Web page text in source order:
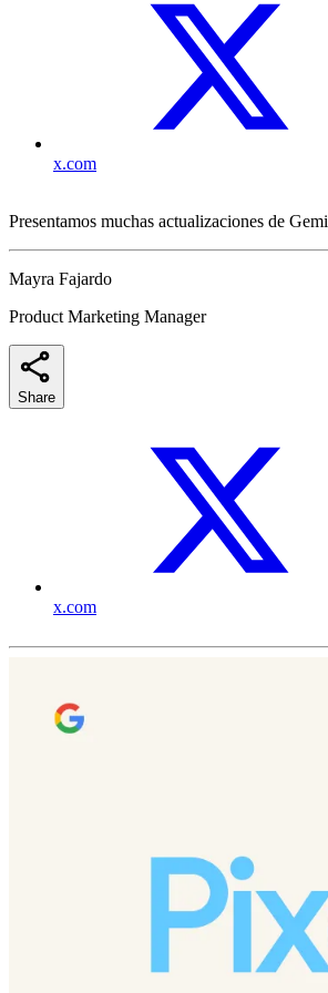
x.com
Presentamos muchas actualizaciones de
Mayra Fajardo
Product Marketing Manager
Share
x.com